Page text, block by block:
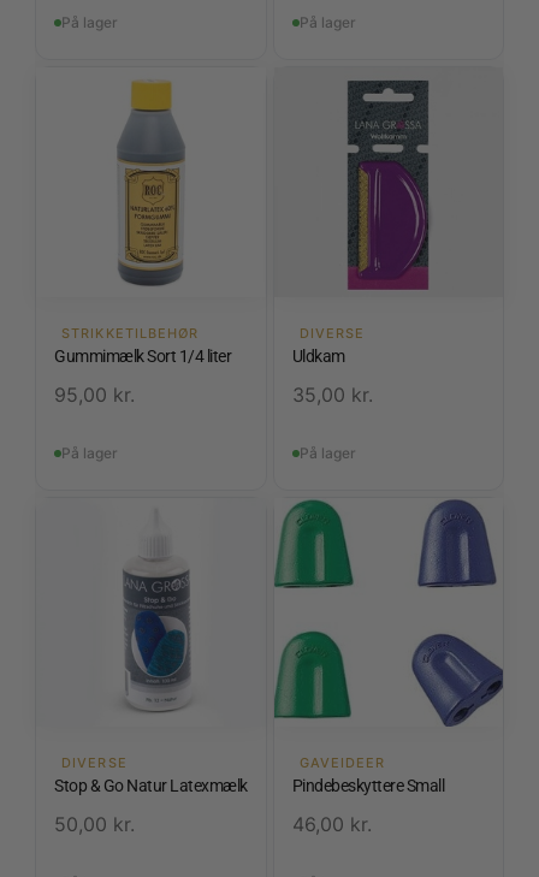
På lager På lager
STRIKKETILBEHØR
Gummimælk Sort 1/4 liter
95,00 kr.
På lager
DIVERSE
Uldkam
35,00 kr.
På lager
DIVERSE
Stop & Go Natur Latexmælk
50,00 kr.
GAVEIDEER
Pindebeskyttere Small
46,00 kr.